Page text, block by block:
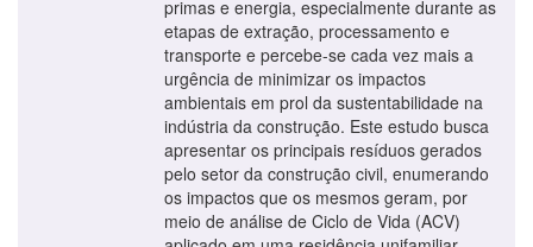
primas e energia, especialmente durante as
etapas de extração, processamento e
transporte e percebe-se cada vez mais a
urgência de minimizar os impactos
ambientais em prol da sustentabilidade na
indústria da construção. Este estudo busca
apresentar os principais resíduos gerados
pelo setor da construção civil, enumerando
os impactos que os mesmos geram, por
meio de análise de Ciclo de Vida (ACV)